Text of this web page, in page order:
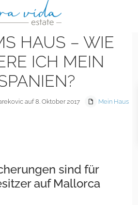
HAUS – WIE
ICH MEIN
auf 8. Oktober 2017
Mein Haus
sind für
auf Mallorca